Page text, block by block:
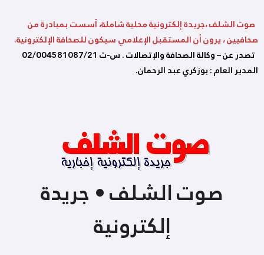
صوت الشلف ،جريدة إلكترونية محلية شاملة، أسست بمبادرة من
صحافيين ، يرون أن المستقبل الإعلامي سيكون للصحافة الإلكترونية.
تصدر عن – وكالة الصحافة والإتصالات . س-ت 02/004581087/21
المدير العام : بوزكري عبد الرحمان.
صوت الشلف • جريدة
إلكترونية